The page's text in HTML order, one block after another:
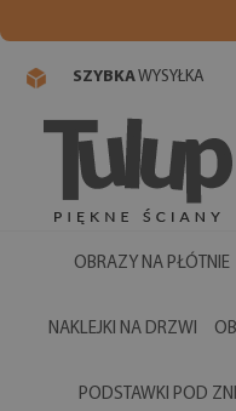
SZYBKAWYSYŁKA
OBRAZY NA PŁÓTNIE
NAKLEJKI NA DRZWI
PODSTAWKI POD